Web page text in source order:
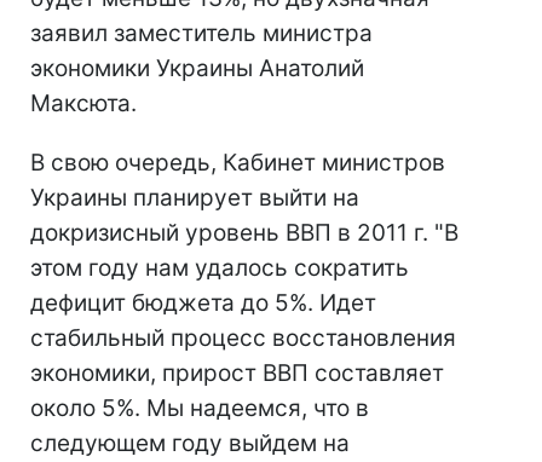
заявил заместитель министра
экономики Украины Анатолий
Максюта.
В свою очередь, Кабинет министров
Украины планирует выйти на
докризисный уровень ВВП в 2011 г. "В
этом году нам удалось сократить
дефицит бюджета до 5%. Идет
стабильный процесс восстановления
экономики, прирост ВВП составляет
около 5%. Мы надеемся, что в
следующем году выйдем на